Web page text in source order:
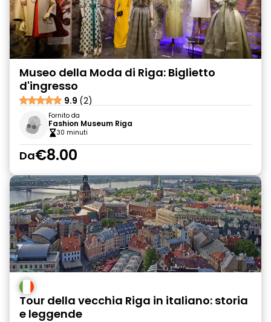
Museo della Moda di Riga: Biglietto
d'ingresso
9.9 (2)
Fornito da
Fashion Museum Riga
30 minuti
Da€8.00
Tour della vecchia Riga in italiano: storia
e leggende